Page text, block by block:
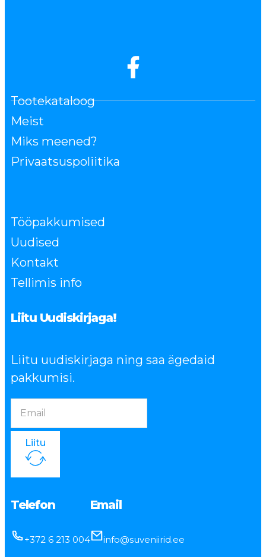
Tootekataloog
Meist
Miks meened?
Privaatsuspoliitika
Tööpakkumised
Uudised
Kontakt
Tellimis info
Liitu Uudiskirjaga!
Liitu uudiskirjaga ning saa ägedaid
pakkumisi.
Liitu
Telefon
+372 6 213 004
Email
info@suveniirid.ee